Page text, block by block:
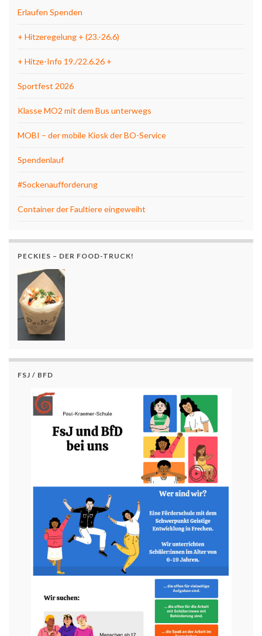
Erlaufen Spenden
+ Hitzeregelung + (23.-26.6)
+ Hitze-Info 19./22.6.26 +
Sportfest 2026
Klasse MO2 mit dem Bus unterwegs
MOBI – der mobile Kiosk der BO-Service
Spendenlauf
#Sockenaufforderung
Container der Faultiere eingeweiht
PECKIES – DER FOOD-TRUCK!
FSJ / BFD